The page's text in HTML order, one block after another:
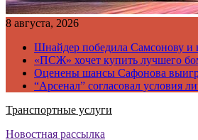
8 августа, 2026
Шнайдер победила Самсонову и
«ПСЖ» хочет купить лучшего
Оценены шансы Сафонова
“Арсенал” согласовал условия
Транспортные услуги
Новостная рассылка